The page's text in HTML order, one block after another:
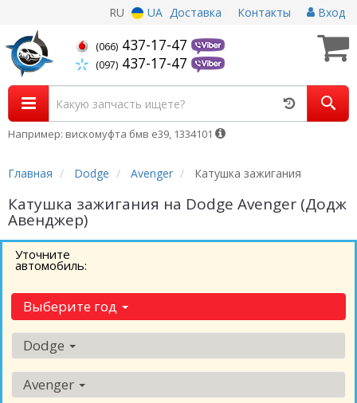
RU UA Доставка Контакты Вход
(066) 437-17-47
(097) 437-17-47
Например: вискомуфта бмв е39, 1334101
Главная Dodge Avenger Катушка зажигания
Катушка зажигания на Dodge Avenger (Додж
Авенджер)
Уточните
автомобиль:
Выберите год
Dodge
Avenger